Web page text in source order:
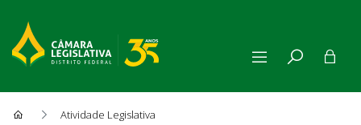
Atividade Legislativa